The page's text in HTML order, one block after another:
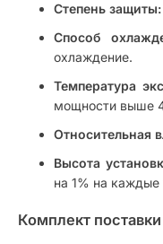
Степень защиты:
Способ
охлаждение.
Температура
мощности выше
Относительная
Высота
на 1% на
Комплект